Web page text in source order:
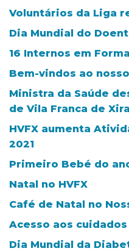
Voluntários da Liga
Dia Mundial do
16 Internos em
Bem-vindos ao
Ministra da Saúde
de Vila Franca de Xira
HVFX aumenta
2021
Primeiro Bebé do
Natal no HVFX
Café de Natal no
Acesso aos
Dia Mundial da